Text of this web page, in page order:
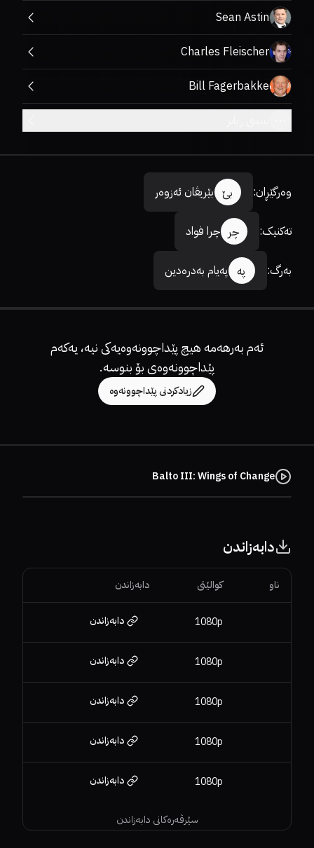
Sean Astin
Charles Fleischer
Bill Fagerbakke
وەرگێڕان: بێ بێریڤان ئەزوەر
تەکنیک: چر چرا فواد
بەرگ: پە پەیام بەدرەدین
ئەم بەرهەمە هیچ پێداچوونەوەیەکی نیە، یەکەم
پێداچوونەوەی بۆ بنوسە.
زیادکردنی پێداچوونەوە
Balto III: Wings of Change
دابەزاندن
سێرڤەرەکانی دابەزاندن
ناو کوالێتی دابەزاندن
1080p دابەزاندن
1080p دابەزاندن
1080p دابەزاندن
1080p دابەزاندن
1080p دابەزاندن